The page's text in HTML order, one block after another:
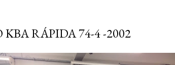
RÁPIDA 74-4 -2002